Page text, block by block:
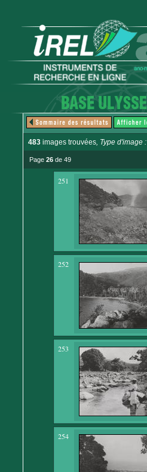
483 images trouvées, Type d'image :
Page 26 de 49
251
252
253
254